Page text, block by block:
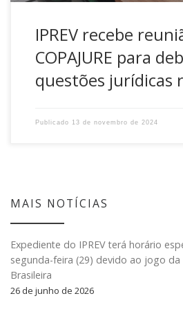
IPREV recebe
COPAJURE para
questões jurídicas
Publicado 13 de novembro de 2024
MAIS NOTÍCIAS
Expediente do IPREV terá horário
segunda-feira (29) devido ao jogo da
Brasileira
26 de junho de 2026